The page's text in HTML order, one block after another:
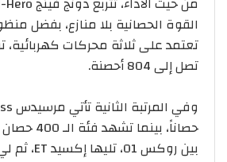
القوة الحصانية بلا منازع، بفضل
تعتمد على ثلاثة محركات كهربائية،
تصل إلى 804 أحصنة.
حصاناً،
بين روكس 01، تليها إكسيد ET، ثم لي-أوتو L9.